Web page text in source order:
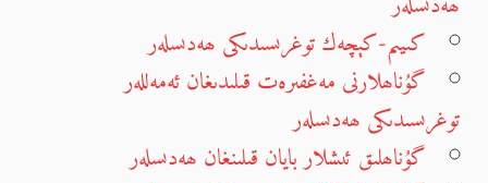
كىيىم-كېچەك توغرىسىدىكى ھەدىسلەر
گۇناھلارنى مەغفىرەت قىلىدىغان ئەمەللەر
توغرىسىدىكى ھەدىسلەر
گۇناھلىق ئىشلار بايان قىلىنغان ھەدىسلەر